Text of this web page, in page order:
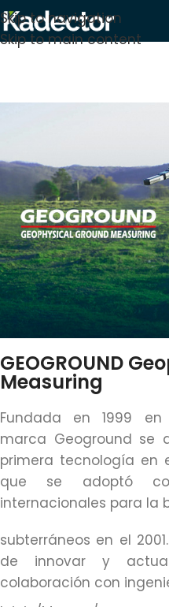
Skip to navigation
Skip to main content
GEOGROUND
Measuring
Fundada en 1999 en
marca Geoground se
primera tecnología en
que se adoptó
internacionales para la
subterráneos en el
de innovar y
colaboración con